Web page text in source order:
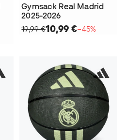
Gymsack Real Madrid
2025-2026
19,99 €10,99 €−45%